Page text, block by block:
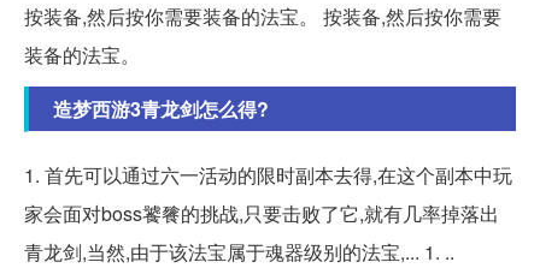
按装备,然后按你需要装备的法宝。 按装备,然后按你需要
装备的法宝。
造梦西游3青龙剑怎么得?
1. 首先可以通过六一活动的限时副本去得,在这个副本中玩
家会面对boss饕餮的挑战,只要击败了它,就有几率掉落出
青龙剑,当然,由于该法宝属于魂器级别的法宝,... 1. ..